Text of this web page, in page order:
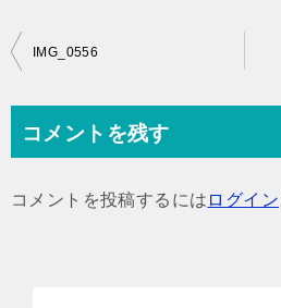
投
ビ
IMG_0556
コメントを残す
コメントを投稿するには ログイン